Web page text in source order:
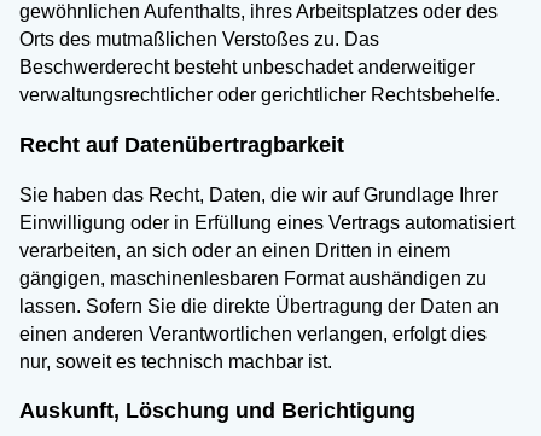
gewöhnlichen Aufenthalts, ihres Arbeitsplatzes oder des
Orts des mutmaßlichen Verstoßes zu. Das
Beschwerderecht besteht unbeschadet anderweitiger
verwaltungsrechtlicher oder gerichtlicher Rechtsbehelfe.
Recht auf Datenübertragbarkeit
Sie haben das Recht, Daten, die wir auf Grundlage Ihrer
Einwilligung oder in Erfüllung eines Vertrags automatisiert
verarbeiten, an sich oder an einen Dritten in einem
gängigen, maschinenlesbaren Format aushändigen zu
lassen. Sofern Sie die direkte Übertragung der Daten an
einen anderen Verantwortlichen verlangen, erfolgt dies
nur, soweit es technisch machbar ist.
Auskunft, Löschung und Berichtigung